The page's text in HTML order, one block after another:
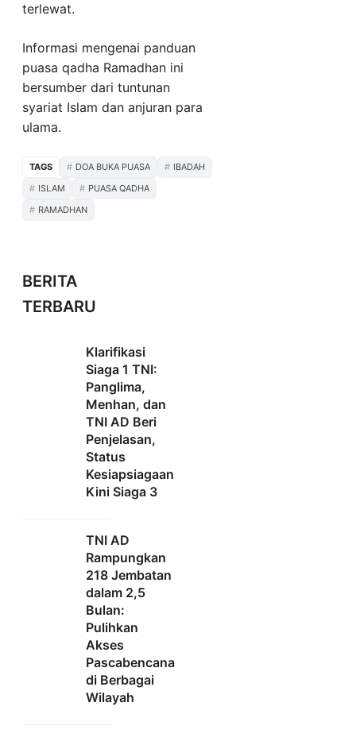
terlewat.
Informasi mengenai panduan
puasa qadha Ramadhan ini
bersumber dari tuntunan
syariat Islam dan anjuran para
ulama.
TAGS DOA BUKA PUASA
IBADAH
ISLAM
PUASA QADHA
RAMADHAN
BERITA
TERBARU
Klarifikasi
Siaga 1 TNI:
Panglima,
Menhan, dan
TNI AD Beri
Penjelasan,
Status
Kesiapsiagaan
Kini Siaga 3
TNI AD
Rampungkan
218 Jembatan
dalam 2,5
Bulan:
Pulihkan
Akses
Pascabencana
di Berbagai
Wilayah